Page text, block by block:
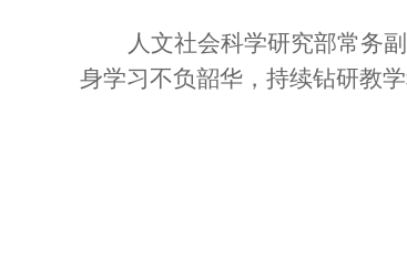
人文社会科学研究部常务
身学习不负韶华，持续钻研教